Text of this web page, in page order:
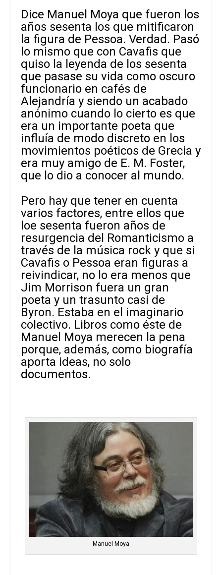
Dice Manuel Moya que fueron los
años sesenta los que mitificaron
la figura de Pessoa. Verdad. Pasó
lo mismo que con Cavafis que
quiso la leyenda de los sesenta
que pasase su vida como oscuro
funcionario en cafés de
Alejandría y siendo un acabado
anónimo cuando lo cierto es que
era un importante poeta que
influía de modo discreto en los
movimientos poéticos de Grecia y
era muy amigo de E. M. Foster,
que lo dio a conocer al mundo.
Pero hay que tener en cuenta
varios factores, entre ellos que
loe sesenta fueron años de
resurgencia del Romanticismo a
través de la música rock y que si
Cavafis o Pessoa eran figuras a
reivindicar, no lo era menos que
Jim Morrison fuera un gran
poeta y un trasunto casi de
Byron. Estaba en el imaginario
colectivo. Libros como éste de
Manuel Moya merecen la pena
porque, además, como biografía
aporta ideas, no solo
documentos.
Manuel Moya